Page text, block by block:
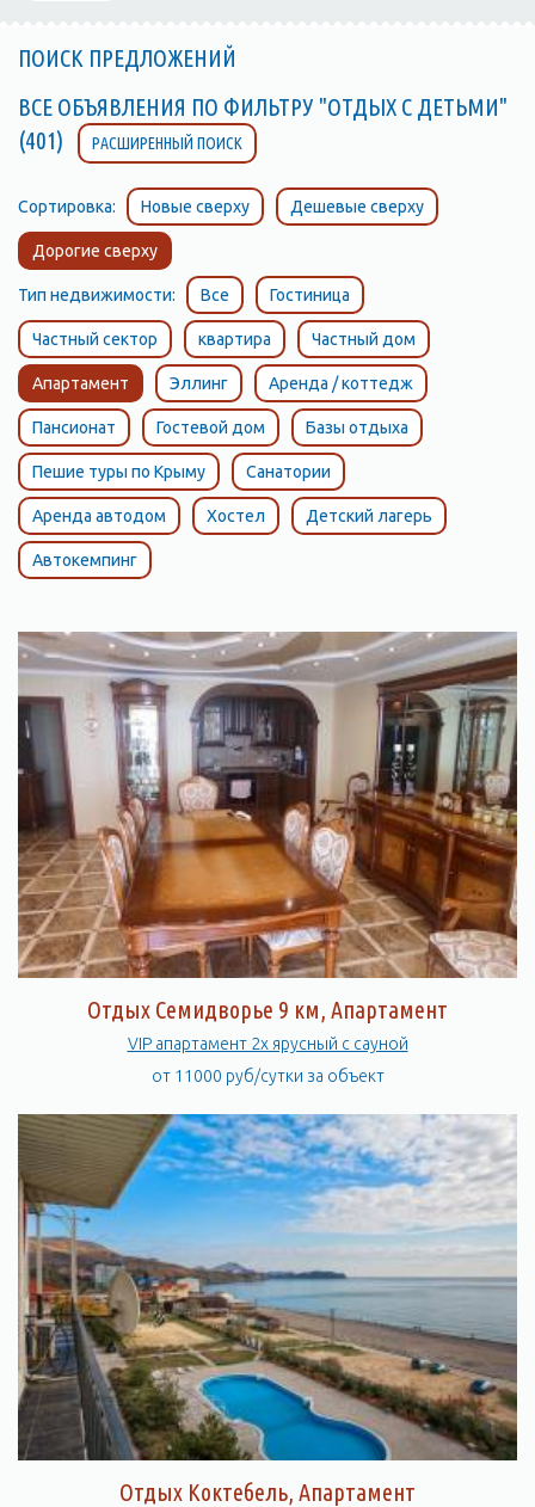
ПОИСК ПРЕДЛОЖЕНИЙ
ВСЕ ОБЪЯВЛЕНИЯ ПО ФИЛЬТРУ "ОТДЫХ С ДЕТЬМИ"
(401)
РАСШИРЕННЫЙ ПОИСК
Сортировка: Новые сверху Дешевые сверху
Дорогие сверху
Тип недвижимости: Все Гостиница
Частный сектор квартира Частный дом
Апартамент Эллинг Аренда / коттедж
Пансионат Гостевой дом Базы отдыха
Пешие туры по Крыму Санатории
Аренда автодом Хостел Детский лагерь
Автокемпинг
Отдых Семидворье 9 км, Апартамент
VIP апартамент 2х ярусный с сауной
от 11000 руб/сутки за объект
Отдых Коктебель, Апартамент